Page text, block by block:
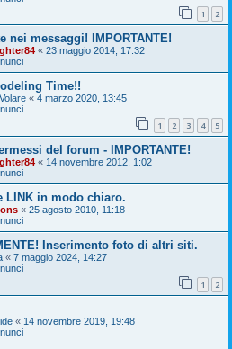
1 2
nei messaggi! IMPORTANTE!
« 23 maggio 2014, 17:32
Time!!
« 4 marzo 2020, 13:45
1 2 3 4 5
del forum - IMPORTANTE!
« 14 novembre 2012, 1:02
LINK in modo chiaro.
« 25 agosto 2010, 11:18
Inserimento foto di altri siti.
« 7 maggio 2024, 14:27
1 2
« 14 novembre 2019, 19:48